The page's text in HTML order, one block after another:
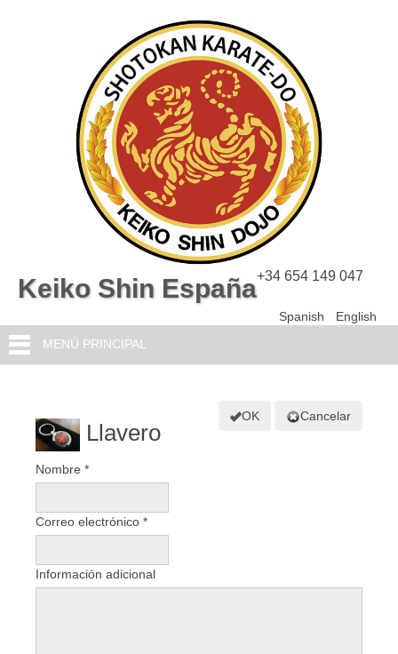
Keiko Shin España+34 654 149 047
Spanish
English
MENÚ PRINCIPAL
Llavero
OK Cancelar
Nombre *
Correo electrónico *
Información adicional